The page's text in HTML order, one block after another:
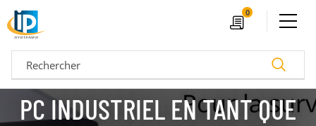
0
Devis Ouvrir le menu
PC INDUSTRIEL EN TANT QUE